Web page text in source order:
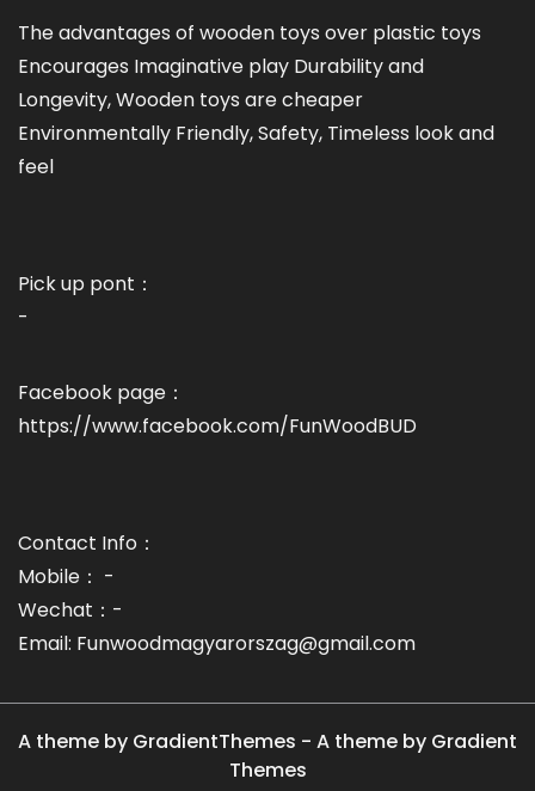
The advantages of wooden toys over plastic toys
Encourages Imaginative play Durability and
Longevity, Wooden toys are cheaper
Environmentally Friendly, Safety, Timeless look and
feel
Pick up pont：
-
Facebook page：
https://www.facebook.com/FunWoodBUD
Contact Info：
Mobile： -
Wechat：-
Email: Funwoodmagyarorszag@gmail.com
A theme by GradientThemes - A theme by Gradient
Themes